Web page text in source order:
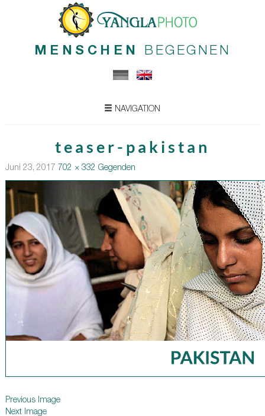
MENSCHEN BEGEGNEN
NAVIGATION
teaser-pakistan
Juni 23, 2017 702 × 332 Gegenden
Previous Image
Next Image